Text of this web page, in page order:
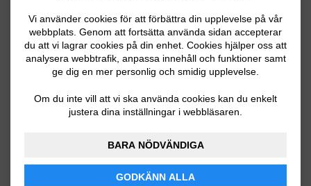
Vi använder cookies för att förbättra din upplevelse på vår
webbplats. Genom att fortsätta använda sidan accepterar
du att vi lagrar cookies på din enhet. Cookies hjälper oss att
analysera webbtrafik, anpassa innehåll och funktioner samt
ge dig en mer personlig och smidig upplevelse.
Om du inte vill att vi ska använda cookies kan du enkelt
justera dina inställningar i webbläsaren.
BARA NÖDVÄNDIGA
GODKÄNN ALLA
Produktegenskaper